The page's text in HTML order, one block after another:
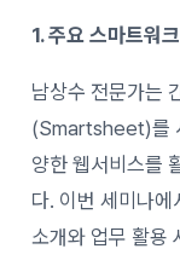
1. 주요 스마트워
남상수 전문가는
(Smartsheet)를
양한 웹서비스를
다. 이번 세미나
소개와 업무 활용